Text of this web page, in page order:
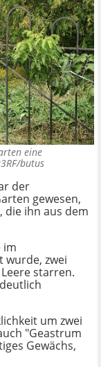
eine
butus
der
gewesen,
die ihn aus dem
im
wurde, zwei
starren.
um zwei
"Geastrum
Gewächs,